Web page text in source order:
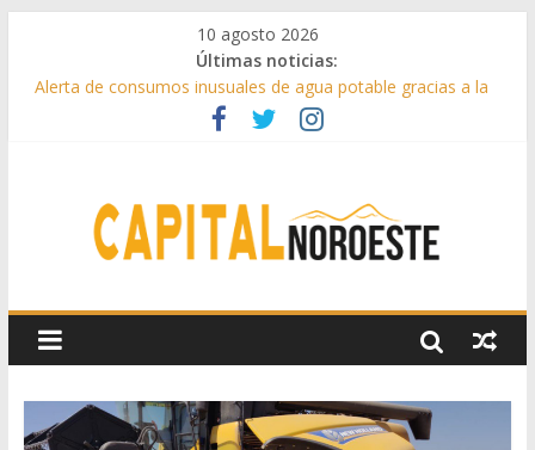
10 agosto 2026
Últimas noticias:
Alerta de consumos inusuales de agua potable gracias a la
telelectura de Canal de Isabel II
Francisco Garcinuño rescata la historia taurina de Casavieja
patronales de Pozuelo
El Festival Escenas de Verano llega al ecuador de su VII
beneficios fiscales en 2025